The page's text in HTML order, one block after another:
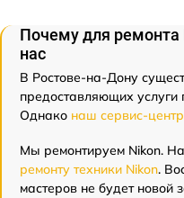
Почему для ремонта
нас
В Ростове-на-Дону
предоставляющих услуги
Однако наш сервис-
Мы ремонтируем Nikon.
ремонту техники Nikon.
мастеров не будет новой